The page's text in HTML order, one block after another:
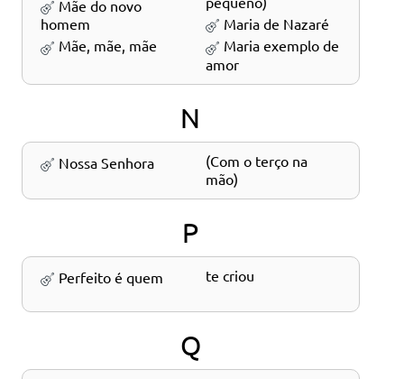
Mãe do novo
homem
Mãe, mãe, mãe
Maria de Nazaré
Maria exemplo de
amor
N
Nossa Senhora (Com o terço na
mão)
P
Perfeito é quem te criou
Q